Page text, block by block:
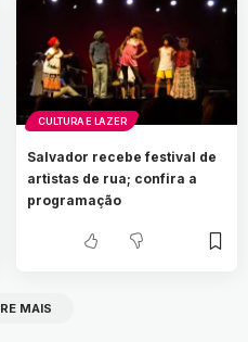
CULTURA E LAZER
Salvador recebe festival de
artistas de rua; confira a
programação
MAIS